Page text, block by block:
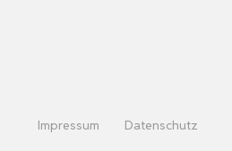
Impressum Datenschutz